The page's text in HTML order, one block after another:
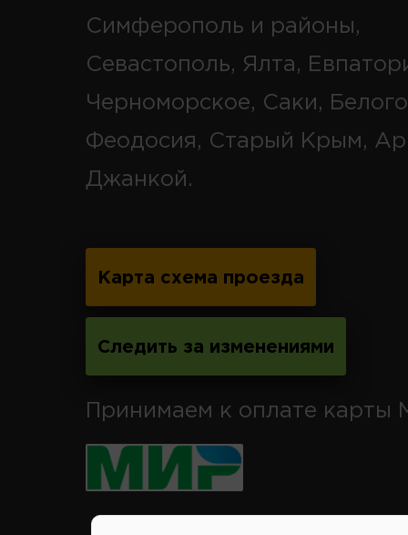
Симферополь и районы,
Севастополь, Ялта,
Черноморское, Саки,
Феодосия, Старый Крым,
Джанкой.
Карта схема проезда
Следить за изменениями
Принимаем к оплате карты